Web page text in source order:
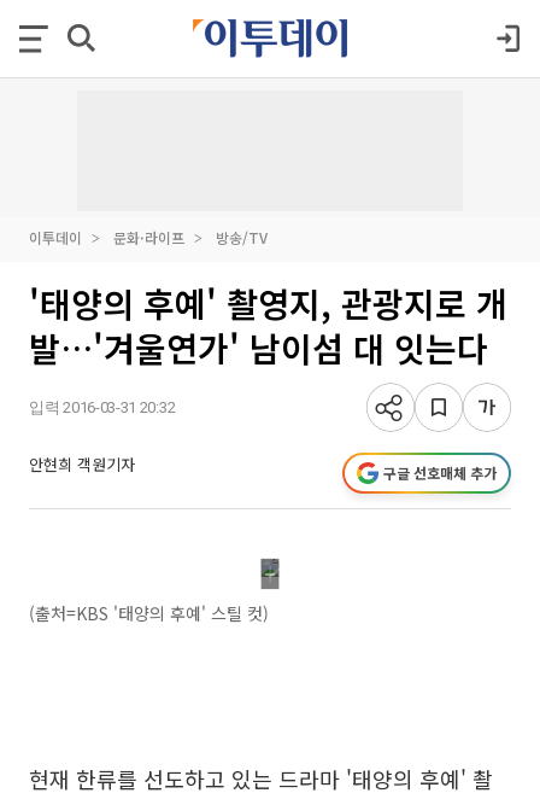
이투데이 문화·라이프 방송/TV
'태양의 후예' 촬영지, 관광지로 개
발…'겨울연가' 남이섬 대 잇는다
입력 2016-03-31 20:32
안현희 객원기자 구글 선호매체 추가
(출처=KBS '태양의 후예' 스틸 컷)
현재 한류를 선도하고 있는 드라마 '태양의 후예' 촬